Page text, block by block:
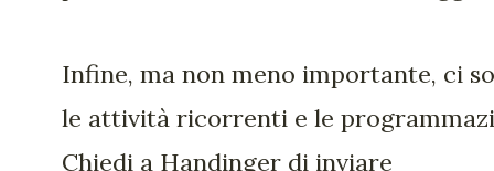
Infine, ma non meno importante, ci
le attività ricorrenti e le
Chiedi a Handinger di inviare